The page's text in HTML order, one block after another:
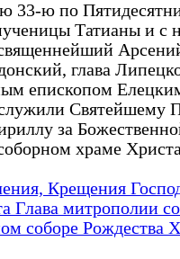
33-ю по
Татианы и с
глава
епископом
Святейшему
за
храме
Крещения
Глава митрополии
соборе Рождества